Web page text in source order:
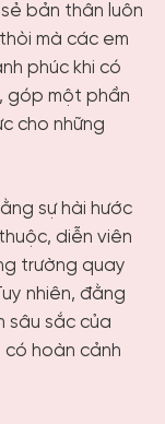
bản thân luôn
mà các em
phúc khi có
góp một phần
cho những
sự hài hước
diễn viên
trường quay
nhiên, đằng
sâu sắc của
có hoàn cảnh